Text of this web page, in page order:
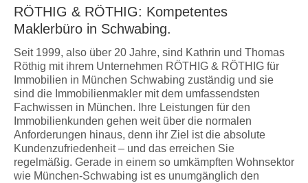
RÖTHIG & RÖTHIG: Kompetentes
Maklerbüro in Schwabing.
Seit 1999, also über 20 Jahre, sind Kathrin und Thomas
Röthig mit ihrem Unternehmen RÖTHIG & RÖTHIG für
Immobilien in München Schwabing zuständig und sie
sind die Immobilienmakler mit dem umfassendsten
Fachwissen in München. Ihre Leistungen für den
Immobilienkunden gehen weit über die normalen
Anforderungen hinaus, denn ihr Ziel ist die absolute
Kundenzufriedenheit – und das erreichen Sie
regelmäßig. Gerade in einem so umkämpften Wohnsektor
wie München-Schwabing ist es unumgänglich den